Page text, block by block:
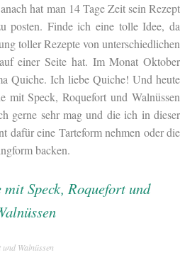
hat man 14 Tage Zeit sein Rezept
posten. Finde ich eine tolle Idee, da
toller Rezepte von unterschiedlichen
einer Seite hat. Im Monat Oktober
Quiche. Ich liebe Quiche! Und heute
mit Speck, Roquefort und Walnüssen
gerne sehr mag und die ich in dieser
dafür eine Tarteform nehmen oder die
backen.
Walnüssen